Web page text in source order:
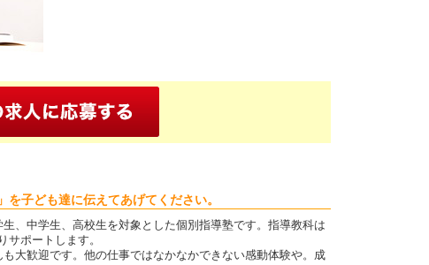
子ども達に伝えてあげてください。
、中学生、高校生を対象とした個別指導塾です。指導教科は
サポートします。
大歓迎です。他の仕事ではなかなかできない感動体験や。成